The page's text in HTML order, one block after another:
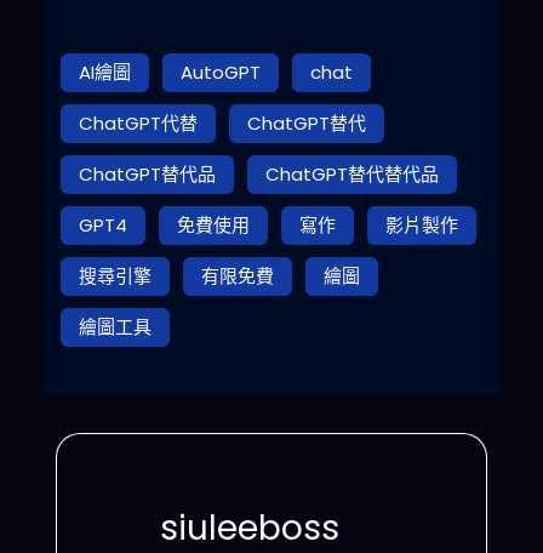
AI繪圖 AutoGPT
chat
ChatGPT代替
ChatGPT替代
ChatGPT替代品
ChatGPT替代替代品
GPT4
免費使用 寫作
影片製作
搜尋引擎
有限免費
繪圖
繪圖工具
siuleeboss